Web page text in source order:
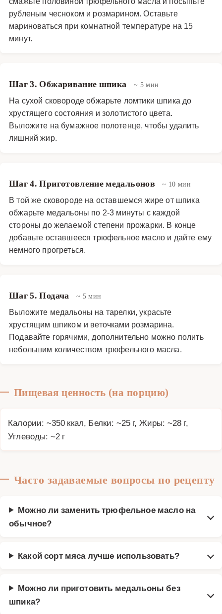
рубленым чесноком и розмарином. Оставьте
мариноваться при комнатной температуре на 15
минут.
Шаг 3. Обжаривание шпика ~ 5 мин
На сухой сковороде обжарьте ломтики шпика до
хрустящего состояния и золотистого цвета.
Выложите на бумажное полотенце, чтобы удалить
лишний жир.
Шаг 4. Приготовление медальонов ~ 10 мин
В той же сковороде на оставшемся жире от шпика
обжарьте медальоны по 2-3 минуты с каждой
стороны до желаемой степени прожарки. В конце
добавьте оставшееся трюфельное масло и дайте ему
немного прогреться.
Шаг 5. Подача ~ 5 мин
Выложите медальоны на тарелки, украсьте
хрустящим шпиком и веточками розмарина.
Подавайте горячими, дополнительно можно полить
небольшим количеством трюфельного масла.
Пищевая ценность (на порцию)
Калории: ~350 ккал, Белки: ~25 г, Жиры: ~28 г,
Углеводы: ~2 г
Часто задаваемые вопросы по рецепту
Можно ли заменить трюфельное масло на
обычное?
Какой сорт мяса лучше использовать?
Можно ли приготовить медальоны без
шпика?